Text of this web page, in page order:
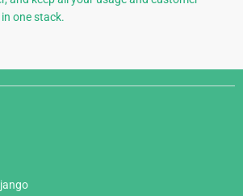
one stack.